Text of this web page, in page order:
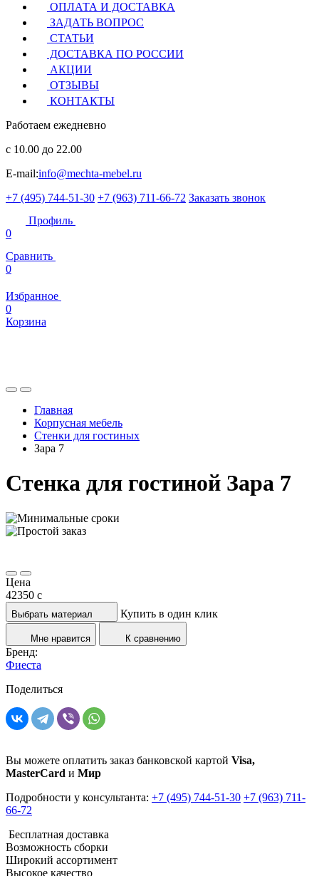
ОПЛАТА И ДОСТАВКА
ЗАДАТЬ ВОПРОС
СТАТЬИ
ДОСТАВКА ПО РОССИИ
АКЦИИ
ОТЗЫВЫ
КОНТАКТЫ
Работаем ежедневно
с 10.00 до 22.00
E-mail:info@mechta-mebel.ru
+7 (495) 744-51-30 +7 (963) 711-66-72 Заказать звонок
Профиль
0
Сравнить
0
Избранное
0
Корзина
Главная
Корпусная мебель
Стенки для гостиных
Зара 7
Стенка для гостиной Зара 7
Цена
42350 c
Выбрать материал Купить в один клик
Мне нравится К сравнению
Бренд:
Фиеста
Поделиться
Вы можете оплатить заказ банковской картой Visa,
MasterCard и Мир
Подробности у консультанта: +7 (495) 744-51-30 +7 (963) 711-
66-72
Бесплатная доставка
Возможность сборки
Широкий ассортимент
Высокое качество